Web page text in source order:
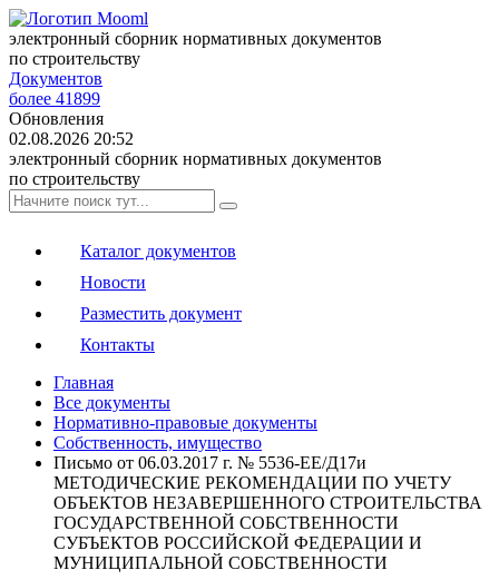
электронный сборник нормативных документов
по строительству
Документов
более 41899
Обновления
02.08.2026 20:52
электронный сборник нормативных документов
по строительству
Каталог документов
Новости
Разместить документ
Контакты
Главная
Все документы
Нормативно-правовые документы
Собственность, имущество
Письмо от 06.03.2017 г. № 5536-ЕЕ/Д17и
МЕТОДИЧЕСКИЕ РЕКОМЕНДАЦИИ ПО УЧЕТУ
ОБЪЕКТОВ НЕЗАВЕРШЕННОГО СТРОИТЕЛЬСТВА
ГОСУДАРСТВЕННОЙ СОБСТВЕННОСТИ
СУБЪЕКТОВ РОССИЙСКОЙ ФЕДЕРАЦИИ И
МУНИЦИПАЛЬНОЙ СОБСТВЕННОСТИ